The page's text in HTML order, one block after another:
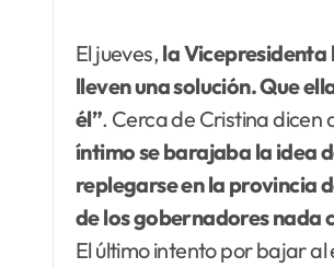
El jueves, la Vicepresidenta
lleven una solución. Que
él”. Cerca de Cristina dicen
íntimo se barajaba la idea
replegarse en la provincia
de los gobernadores nada
El último intento por bajar